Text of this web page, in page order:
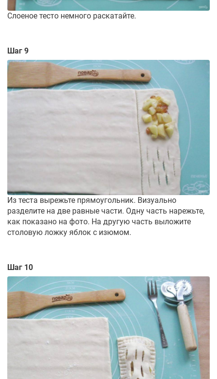
Слоеное тесто немного раскатайте.
Шаг 9
Из теста вырежьте прямоугольник. Визуально
разделите на две равные части. Одну часть нарежьте,
как показано на фото. На другую часть выложите
столовую ложку яблок с изюмом.
Шаг 10